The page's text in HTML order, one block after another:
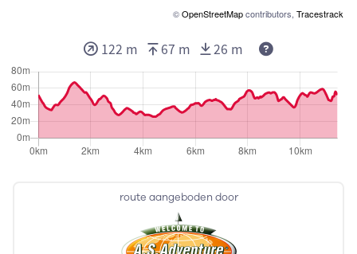
©OpenStreetMapcontributors, Tracestrack
route aangeboden door
122 m 67 m 26 m